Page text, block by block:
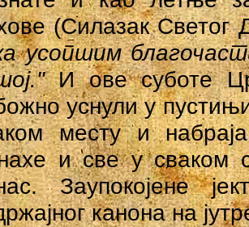
(Силазак
усопшим
И ове суботе
уснули у
месту и
и све у сваком
Заупокојене
канона на